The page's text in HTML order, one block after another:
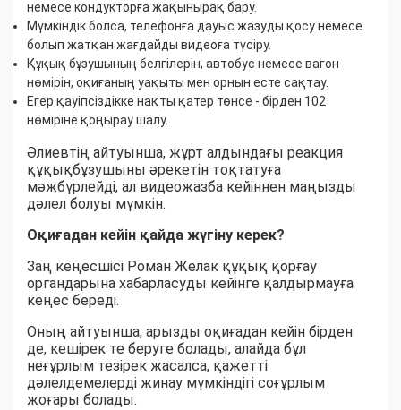
немесе кондукторға жақынырақ бару.
Мүмкіндік болса, телефонға дауыс жазуды қосу немесе
болып жатқан жағдайды видеоға түсіру.
Құқық бұзушының белгілерін, автобус немесе вагон
нөмірін, оқиғаның уақыты мен орнын есте сақтау.
Егер қауіпсіздікке нақты қатер төнсе - бірден 102
нөміріне қоңырау шалу.
Әлиевтің айтуынша, жұрт алдындағы реакция
құқықбұзушыны әрекетін тоқтатуға
мәжбүрлейді, ал видеожазба кейіннен маңызды
дәлел болуы мүмкін.
Оқиғадан кейін қайда жүгіну керек?
Заң кеңесшісі Роман Желак құқық қорғау
органдарына хабарласуды кейінге қалдырмауға
кеңес береді.
Оның айтуынша, арызды оқиғадан кейін бірден
де, кешірек те беруге болады, алайда бұл
неғұрлым тезірек жасалса, қажетті
дәлелдемелерді жинау мүмкіндігі соғұрлым
жоғары болады.